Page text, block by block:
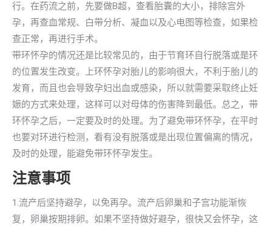
行。在药流之前，先要做B超，查看胎囊的大小，排除宫外
孕，再查血常规、白带分析、凝血以及心电图等检查，如果检
查正常，再进行手术。
带环怀孕的情况还是比较常见的，由于节育环自行脱落或是环
的位置发生改变。上环怀孕对胎儿的影响很大，不利于胎儿的
发育，而且也会导致孕妇出血或感染，所以就需要采取终止妊
娠的方式来处理，这样可以对母体的伤害降到最低。总之，带
环怀孕之后，一定要及时的处理。为了避免带环怀孕，在平时
也要对环进行检测，看有没有脱落或是出现位置偏离的情况，
及时的处理，能避免带环怀孕发生。
注意事项
1.流产后坚持避孕，以免再孕。流产后卵巢和子宫功能渐恢
复，卵巢按期排卵。如果不坚持做好避孕，很快又会怀孕，这